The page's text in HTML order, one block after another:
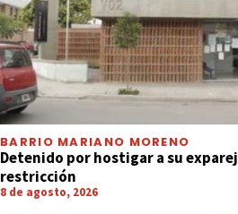
BARRIO MARIANO MORENO
Detenido por hostigar a su
restricción
8 de agosto, 2026